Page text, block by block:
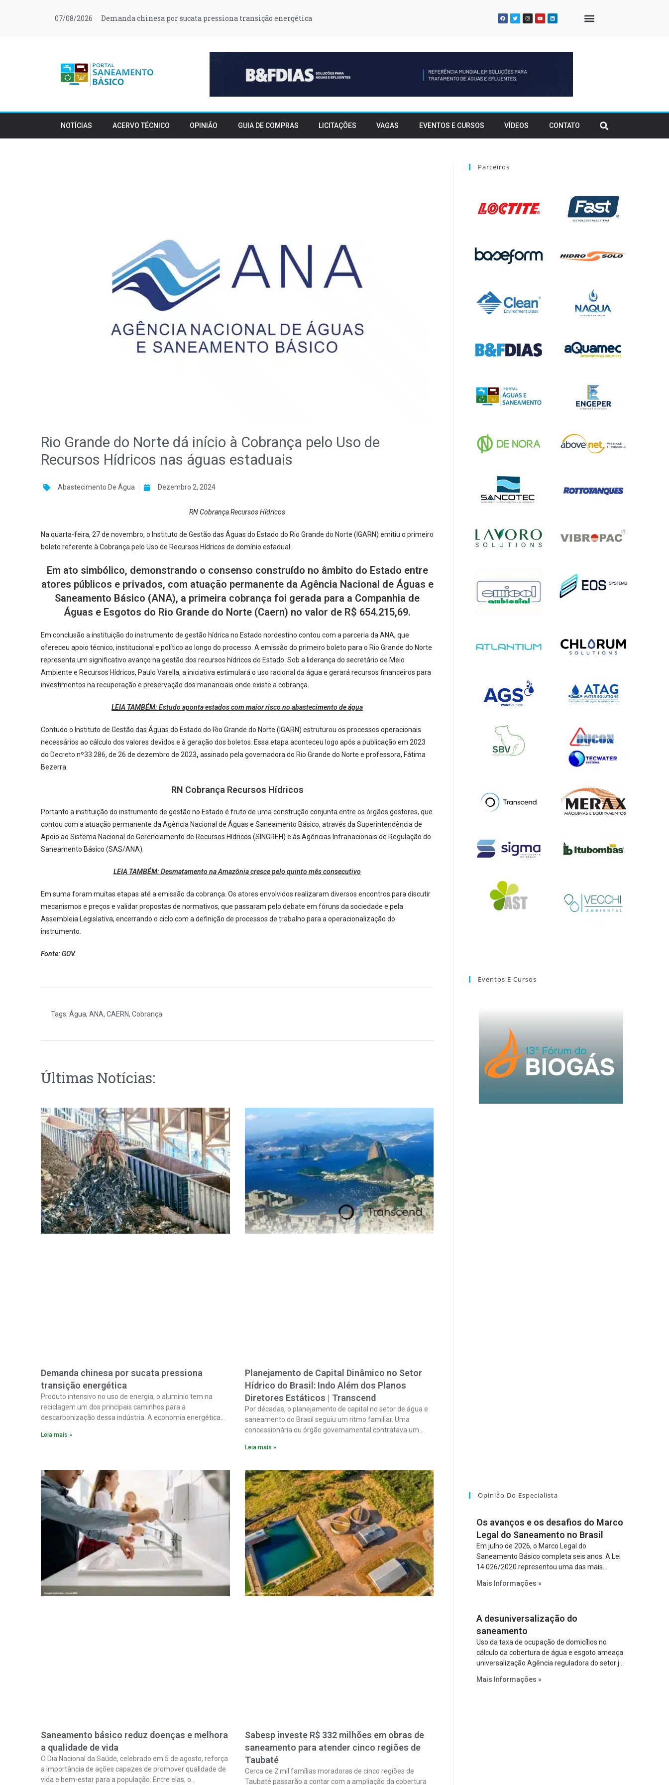
07/08/2026 Demanda chinesa por sucata pressiona transição energética
NOTÍCIAS ACERVO TÉCNICO OPINIÃO GUIA DE COMPRAS LICITAÇÕES VAGAS EVENTOS E CURSOS VÍDEOS CONTATO
Rio Grande do Norte dá início à Cobrança pelo Uso de
Recursos Hídricos nas águas estaduais
Abastecimento De Água Dezembro 2, 2024
RN Cobrança Recursos Hídricos
Na quarta-feira, 27 de novembro, o Instituto de Gestão das Águas do Estado do Rio Grande do Norte (IGARN) emitiu o primeiro
boleto referente à Cobrança pelo Uso de Recursos Hídricos de domínio estadual.
Em ato simbólico, demonstrando o consenso construído no âmbito do Estado entre
atores públicos e privados, com atuação permanente da Agência Nacional de Águas e
Saneamento Básico (ANA), a primeira cobrança foi gerada para a Companhia de
Águas e Esgotos do Rio Grande do Norte (Caern) no valor de R$ 654.215,69.
Em conclusão a instituição do instrumento de gestão hídrica no Estado nordestino contou com a parceria da ANA, que
ofereceu apoio técnico, institucional e político ao longo do processo. A emissão do primeiro boleto para o Rio Grande do Norte
representa um significativo avanço na gestão dos recursos hídricos do Estado. Sob a liderança do secretário de Meio
Ambiente e Recursos Hídricos, Paulo Varella, a iniciativa estimulará o uso racional da água e gerará recursos financeiros para
investimentos na recuperação e preservação dos mananciais onde existe a cobrança.
LEIA TAMBÉM:Estudo aponta estados com maior risco no abastecimento de água
Contudo o Instituto de Gestão das Águas do Estado do Rio Grande do Norte (IGARN) estruturou os processos operacionais
necessários ao cálculo dos valores devidos e à geração dos boletos. Essa etapa aconteceu logo após a publicação em 2023
do Decreto nº33.286, de 26 de dezembro de 2023, assinado pela governadora do Rio Grande do Norte e professora, Fátima
Bezerra.
RN Cobrança Recursos Hídricos
Portanto a instituição do instrumento de gestão no Estado é fruto de uma construção conjunta entre os órgãos gestores, que
contou com a atuação permanente da Agência Nacional de Águas e Saneamento Básico, através da Superintendência de
Apoio ao Sistema Nacional de Gerenciamento de Recursos Hídricos (SINGREH) e às Agências Infranacionais de Regulação do
Saneamento Básico (SAS/ANA).
LEIA TAMBÉM:Desmatamento na Amazônia cresce pelo quinto mês consecutivo
Em suma foram muitas etapas até a emissão da cobrança. Os atores envolvidos realizaram diversos encontros para discutir
mecanismos e preços e validar propostas de normativos, que passaram pelo debate em fóruns da sociedade e pela
Assembleia Legislativa, encerrando o ciclo com a definição de processos de trabalho para a operacionalização do
instrumento.
Fonte:GOV.
Tags: Água, ANA, CAERN, Cobrança
Últimas Notícias:
Demanda chinesa por sucata pressiona
transição energética
Produto intensivo no uso de energia, o alumínio tem na
reciclagem um dos principais caminhos para a
descarbonização dessa indústria. A economia energética
material. A produção de um alumínio mais limpo, no
chinês pela matéria-prima.
Leia mais »
Planejamento de Capital Dinâmico no Setor
Hídrico do Brasil: Indo Além dos Planos
Diretores Estáticos | Transcend
Por décadas, o planejamento de capital no setor de água e
saneamento do Brasil seguiu um ritmo familiar. Uma
concessionária ou órgão governamental contratava um
Leia mais »
Saneamento básico reduz doenças e melhora
a qualidade de vida
O Dia Nacional da Saúde, celebrado em 5 de agosto, reforça
a importância de ações capazes de promover qualidade de
vida e bem-estar para a população. Entre elas, o
Sabesp investe R$ 332 milhões em obras de
saneamento para atender cinco regiões de
Taubaté
Cerca de 2 mil famílias moradoras de cinco regiões de
Taubaté passarão a contar com a ampliação da cobertura
Parceiros
Eventos E Cursos
Opinião Do Especialista
Os avanços e os desafios do Marco
Legal do Saneamento no Brasil
Em julho de 2026, o Marco Legal do
Saneamento Básico completa seis anos. A Lei
14.026/2020 representou uma das mais
estabelecer metas claras para a
papel regulador da Agência Nacional de Águas
e Saneamento Básico (ANA) e criar
mecanismos voltados à segurança jurídica dos
contratos.
Mais Informações »
A desuniversalização do
saneamento
Uso da taxa de ocupação de domicílios no
cálculo da cobertura de água e esgoto ameaça
universalização Agência reguladora do setor já
de variável demográfica.
Mais Informações »